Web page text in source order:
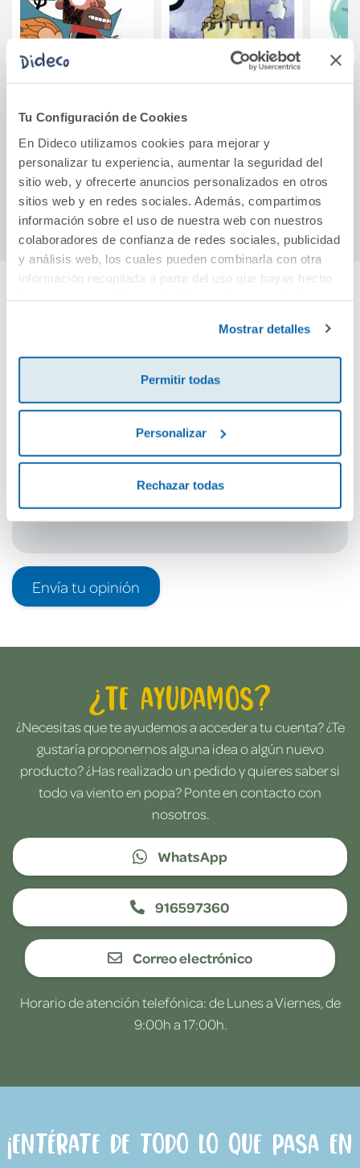
Tu Configuración de Cookies
En Dideco utilizamos cookies para mejorar y
personalizar tu experiencia, aumentar la seguridad del
sitio web, y ofrecerte anuncios personalizados en otros
sitios web y en redes sociales. Además, compartimos
información sobre el uso de nuestra web con nuestros
colaboradores de confianza de redes sociales, publicidad
y análisis web, los cuales pueden combinarla con otra
información recopilada a partir del uso que hayas hecho
Mostrar detalles
Permitir todas
Personalizar
Rechazar todas
11,95€
Comprar
11,20€
Comprar
Cuéntanos tu opinión
¡Sé el primero en valorar este producto!
Envía tu opinión
¿Te ayudamos?
¿Necesitas que te ayudemos a acceder a tu cuenta? ¿Te
gustaría proponernos alguna idea o algún nuevo
producto? ¿Has realizado un pedido y quieres saber si
todo va viento en popa? Ponte en contacto con
nosotros.
WhatsApp
916597360
Correo electrónico
Horario de atención telefónica: de Lunes a Viernes, de
9:00h a 17:00h.
¡Entérate de todo lo que pasa en